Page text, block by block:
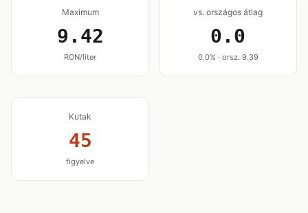
Maximum
9.42
RON/liter
vs. országos átlag
0.0
0.0% · orsz. 9.39
Kutak
45
figyelve